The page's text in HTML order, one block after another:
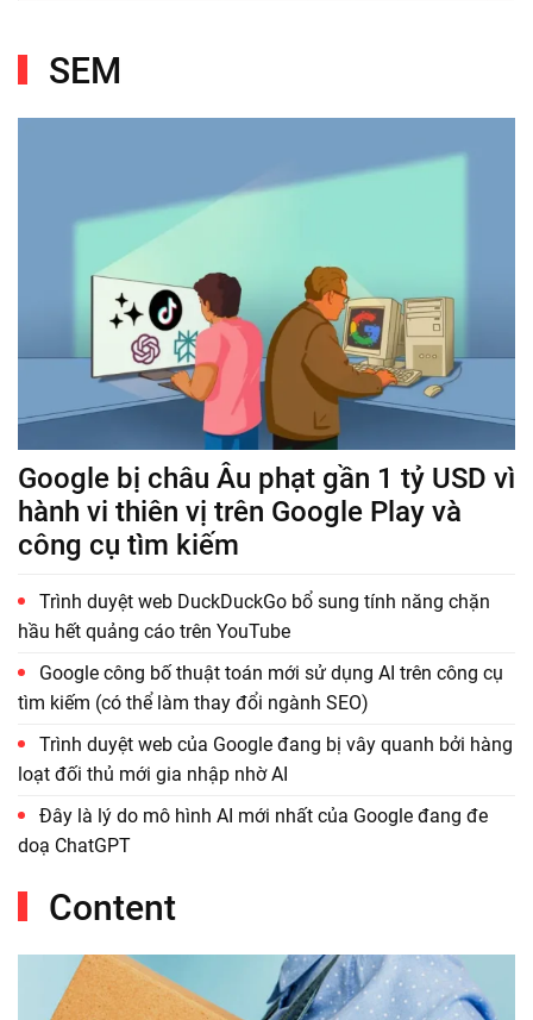
SEM
Google bị châu Âu phạt gần 1 tỷ USD vì
hành vi thiên vị trên Google Play và
công cụ tìm kiếm
Trình duyệt web DuckDuckGo bổ sung tính năng chặn
hầu hết quảng cáo trên YouTube
Google công bố thuật toán mới sử dụng AI trên công cụ
tìm kiếm (có thể làm thay đổi ngành SEO)
Trình duyệt web của Google đang bị vây quanh bởi hàng
loạt đối thủ mới gia nhập nhờ AI
Đây là lý do mô hình AI mới nhất của Google đang đe
doạ ChatGPT
Content